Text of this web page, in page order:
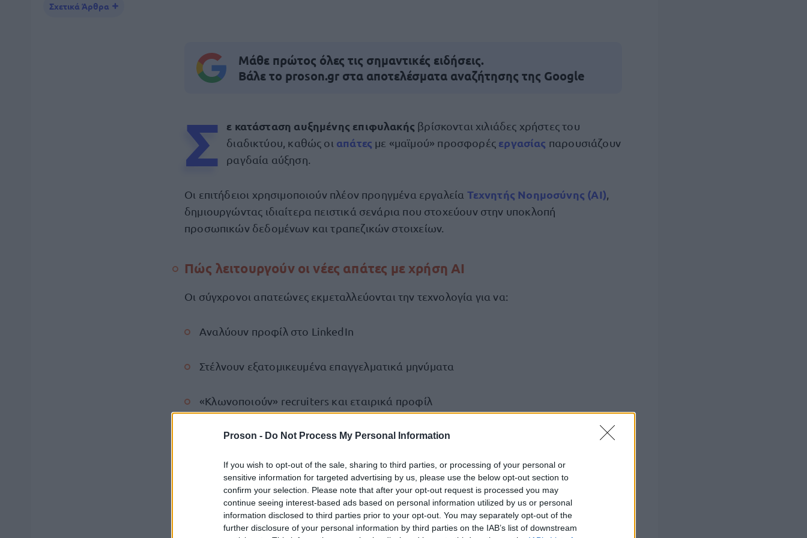
Proson - Do Not Process My Personal Information
If you wish to opt-out of the sale, sharing to third parties, or processing of your personal or
sensitive information for targeted advertising by us, please use the below opt-out section to
confirm your selection. Please note that after your opt-out request is processed you may
continue seeing interest-based ads based on personal information utilized by us or personal
information disclosed to third parties prior to your opt-out. You may separately opt-out of the
further disclosure of your personal information by third parties on the IAB’s list of downstream
Σχετικά Άρθρα
Μάθε πρώτος όλες τις σημαντικές ειδήσεις.
Βάλε το proson.gr στα αποτελέσματα αναζήτησης της Google
Σ ε κατάσταση αυξημένης επιφυλακής βρίσκονται χιλιάδες χρήστες του
διαδικτύου, καθώς οι απάτες με «μαϊμού» προσφορές εργασίας παρουσιάζουν
ραγδαία αύξηση.
Οι επιτήδειοι χρησιμοποιούν πλέον προηγμένα εργαλεία Τεχνητής Νοημοσύνης (AI)
δημιουργώντας ιδιαίτερα πειστικά σενάρια που στοχεύουν στην υποκλοπή
προσωπικών δεδομένων και τραπεζικών στοιχείων.
Πώς λειτουργούν οι νέες απάτες με χρήση AI
Οι σύγχρονοι απατεώνες εκμεταλλεύονται την τεχνολογία για να:
Αναλύουν προφίλ στο LinkedIn
Στέλνουν εξατομικευμένα επαγγελματικά μηνύματα
«Κλωνοποιούν» recruiters και εταιρικά προφίλ
Χρησιμοποιούν πραγματικά λογότυπα γνωστών εταιρειών
Στόχος είναι να δημιουργήσουν μια απόλυτα ρεαλιστική εικόνα νόμιμης πρόσληψης.
Η απάτη με τα «likes» στο WhatsApp